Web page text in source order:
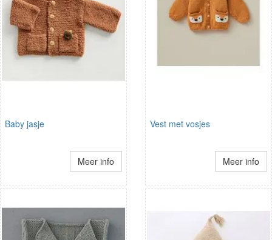
Baby jasje
Meer info
Vest met vosjes
Meer info